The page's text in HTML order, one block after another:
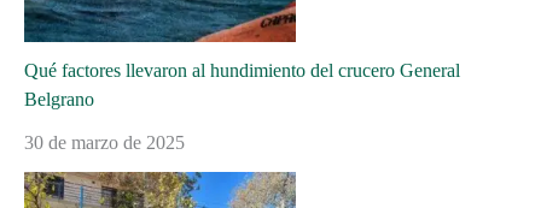
Qué factores llevaron al hundimiento del crucero General
Belgrano
30 de marzo de 2025